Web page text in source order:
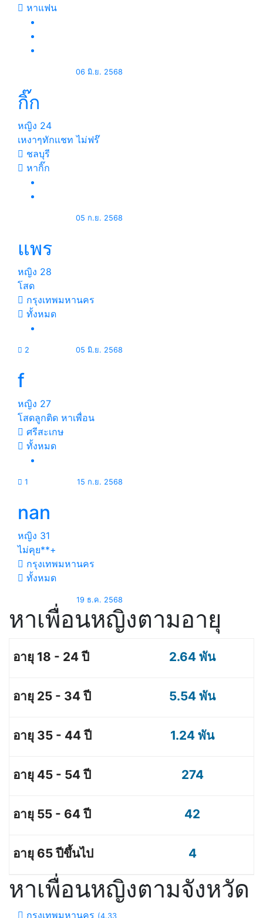
หาแฟน
06 มิ.ย. 2568
กิ๊ก
หญิง 24
เหงาๆทักเเชท ไม่ฟร๊
ชลบุรี
หากิ๊ก
05 ก.ย. 2568
แพร
หญิง 28
โสด
กรุงเทพมหานคร
ทั้งหมด
2 05 มิ.ย. 2568
f
หญิง 27
โสดลูกติด หาเพื่อน
ศรีสะเกษ
ทั้งหมด
1 15 ก.ย. 2568
nan
หญิง 31
ไม่คุย**+
กรุงเทพมหานคร
ทั้งหมด
19 ธ.ค. 2568
หาเพื่อนหญิงตามอายุ
2.64 พัน
5.54 พัน
1.24 พัน
274
42
4
หาเพื่อนหญิงตามจังหวัด
กรุงเทพมหานคร (4.33